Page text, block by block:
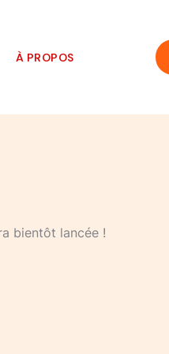
À PROPOS
bientôt lancée !